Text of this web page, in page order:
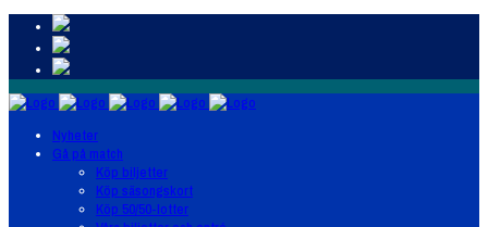
Nyheter
Gå på match
Köp biljetter
Köp säsongskort
Köp 50/50-lotter